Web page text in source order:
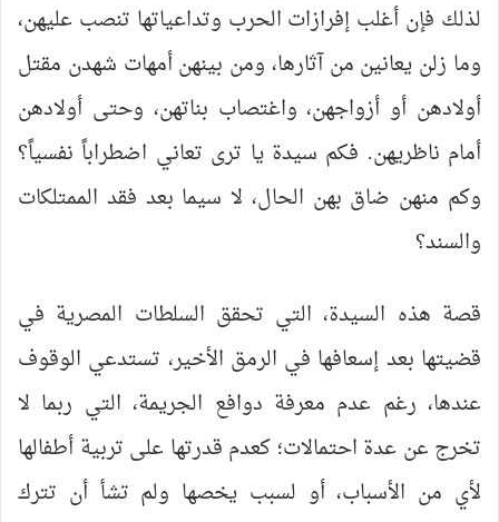
لذلك فإن أغلب إفرازات الحرب وتداعياتها تنصب عليهن،
وما زلن يعانين من آثارها، ومن بينهن أمهات شهدن مقتل
أولادهن أو أزواجهن، واغتصاب بناتهن، وحتى أولادهن
أمام ناظريهن. فكم سيدة يا ترى تعاني اضطراباً نفسياً؟
وكم منهن ضاق بهن الحال، لا سيما بعد فقد الممتلكات
والسند؟
قصة هذه السيدة، التي تحقق السلطات المصرية في
قضيتها بعد إسعافها في الرمق الأخير، تستدعي الوقوف
عندها، رغم عدم معرفة دوافع الجريمة، التي ربما لا
تخرج عن عدة احتمالات؛ كعدم قدرتها على تربية أطفالها
لأي من الأسباب، أو لسبب يخصها ولم تشأ أن تترك